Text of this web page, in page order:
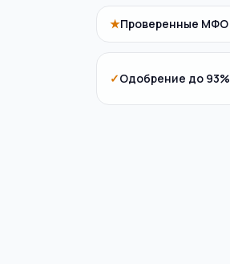
★Проверенные МФО
✓Одобрение до 93%